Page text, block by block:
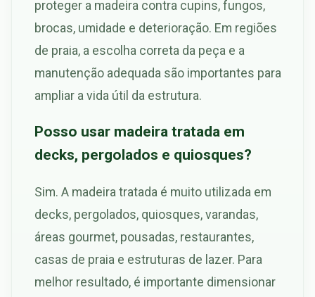
proteger a madeira contra cupins, fungos,
brocas, umidade e deterioração. Em regiões
de praia, a escolha correta da peça e a
manutenção adequada são importantes para
ampliar a vida útil da estrutura.
Posso usar madeira tratada em
decks, pergolados e quiosques?
Sim. A madeira tratada é muito utilizada em
decks, pergolados, quiosques, varandas,
áreas gourmet, pousadas, restaurantes,
casas de praia e estruturas de lazer. Para
melhor resultado, é importante dimensionar